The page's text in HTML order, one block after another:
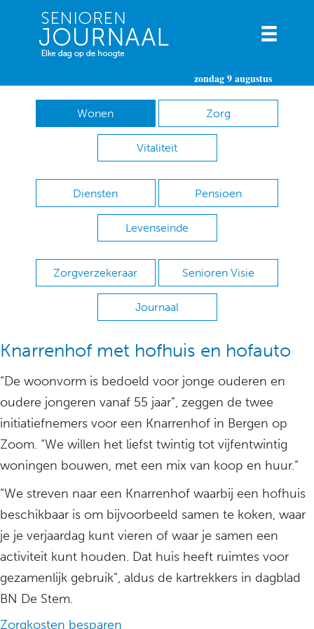
zondag 9 augustus
Wonen Zorg
Vitaliteit
Diensten Pensioen
Levenseinde
Zorgverzekeraar Senioren Visie
Journaal
Knarrenhof met hofhuis en hofauto
“De woonvorm is bedoeld voor jonge ouderen en
oudere jongeren vanaf 55 jaar”, zeggen de twee
initiatiefnemers voor een Knarrenhof in Bergen op
Zoom. “We willen het liefst twintig tot vijfentwintig
woningen bouwen, met een mix van koop en huur.”
“We streven naar een Knarrenhof waarbij een hofhuis
beschikbaar is om bijvoorbeeld samen te koken, waar
je je verjaardag kunt vieren of waar je samen een
activiteit kunt houden. Dat huis heeft ruimtes voor
gezamenlijk gebruik”, aldus de kartrekkers in dagblad
BN De Stem.
Zorgkosten besparen